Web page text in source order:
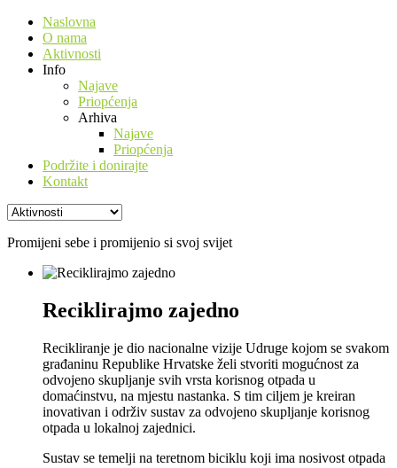
Naslovna
O nama
Aktivnosti
Info
Najave
Priopćenja
Arhiva
Najave
Priopćenja
Podržite i donirajte
Kontakt
Promijeni sebe i promijenio si svoj svijet
Reciklirajmo zajedno
Recikliranje je dio nacionalne vizije Udruge kojom se svakom
građaninu Republike Hrvatske želi stvoriti mogućnost za
odvojeno skupljanje svih vrsta korisnog otpada u
domaćinstvu, na mjestu nastanka. S tim ciljem je kreiran
inovativan i održiv sustav za odvojeno skupljanje korisnog
otpada u lokalnoj zajednici.
Sustav se temelji na teretnom biciklu koji ima nosivost otpada